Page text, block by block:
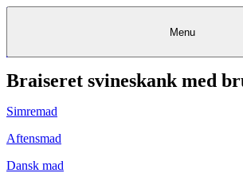
KantineKantineKantine
FrokostordningFrokostordning
Catering
Madkurser
& Teambuilding
Opskrifter
RestauranterRestauranter&&Bagerier
Bagerier
Foodservice
Detail
Projekter
rådgivning
Eventkalender
KøbKøb gavekortgavekortKøb gavekort
KundeserviceKundeservice
Menu
Braiseret svineskank med
Simremad
Aftensmad
Dansk mad